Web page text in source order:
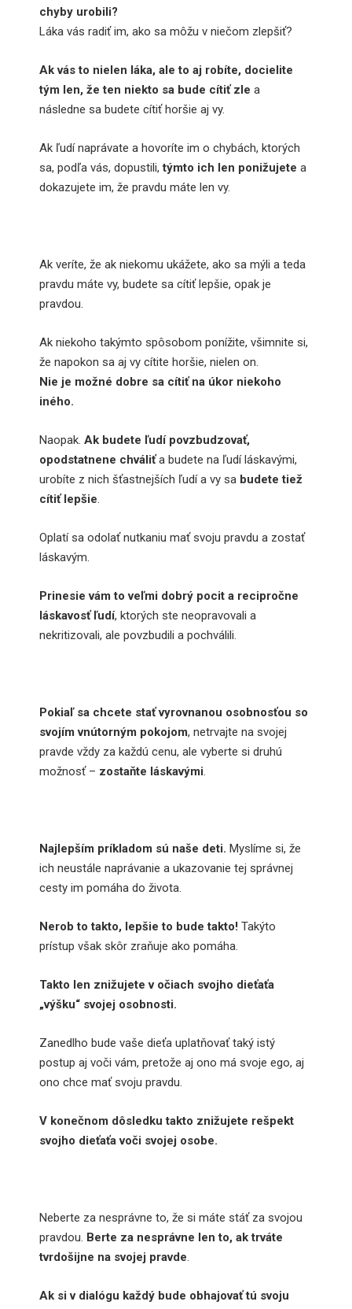
chyby urobili?
Láka vás radiť im, ako sa môžu v niečom zlepšiť?
Ak vás to nielen láka, ale to aj robíte, docielite
tým len, že ten niekto sa bude cítiť zle a
následne sa budete cítiť horšie aj vy.
Ak ľudí naprávate a hovoríte im o chybách, ktorých
sa, podľa vás, dopustili,týmto ich len ponižujete a
dokazujete im, že pravdu máte len vy.
Ak veríte, že ak niekomu ukážete, ako sa mýli a teda
pravdu máte vy, budete sa cítiť lepšie, opak je
pravdou.
Ak niekoho takýmto spôsobom ponížite, všimnite si,
že napokon sa aj vy cítite horšie, nielen on.
Nie je možné dobre sa cítiť na úkor niekoho
iného.
Naopak. Ak budete ľudí povzbudzovať,
opodstatnene chváliťa budete na ľudí láskavými,
urobíte z nich šťastnejších ľudí a vy sa budete tiež
cítiť lepšie.
Oplatí sa odolať nutkaniu mať svoju pravdu a zostať
láskavým.
Prinesie vám to veľmi dobrý pocit a recipročne
láskavosť ľudí, ktorých ste neopravovali a
nekritizovali, ale povzbudili a pochválili.
Pokiaľ sa chcete stať vyrovnanou osobnosťou so
svojím vnútorným pokojom, netrvajte na svojej
pravde vždy za každú cenu, ale vyberte si druhú
možnosť – zostaňte láskavými.
Najlepším príkladom sú naše deti. Myslíme si, že
ich neustále naprávanie a ukazovanie tej správnej
cesty im pomáha do života.
Nerob to takto, lepšie to bude takto! Takýto
prístup však skôr zraňuje ako pomáha.
Takto len znižujete v očiach svojho dieťaťa
„výšku“ svojej osobnosti.
Zanedlho bude vaše dieťa uplatňovať taký istý
postup aj voči vám, pretože aj ono má svoje ego, aj
ono chce mať svoju pravdu.
V konečnom dôsledku takto znižujete rešpekt
svojho dieťaťa voči svojej osobe.
Neberte za nesprávne to, že si máte stáť za svojou
pravdou. Berte za nesprávne len to, ak trváte
tvrdošijne na svojej pravde.
Ak si v dialógu každý bude obhajovať tú svoju